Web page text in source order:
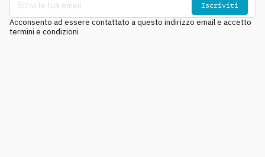
Iscriviti
Acconsento ad essere contattato a questo indirizzo email e accetto
termini e condizioni